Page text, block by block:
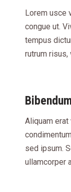
Lorem usce
congue ut.
tempus
rutrum risus,
Aliquam
sed ipsum.
ullamcorper